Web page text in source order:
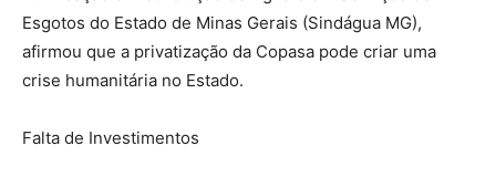
Esgotos do Estado de Minas Gerais (Sindágua MG),
afirmou que a privatização da Copasa pode criar uma
crise humanitária no Estado.
Falta de Investimentos